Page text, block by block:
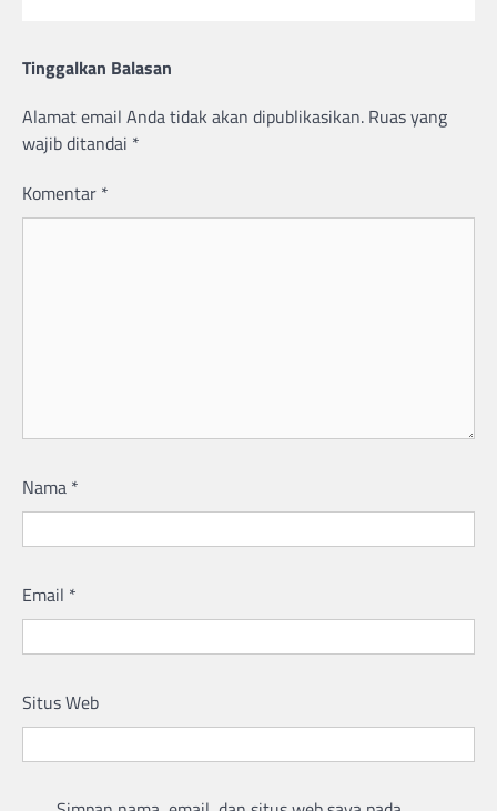
Tinggalkan Balasan
Alamat email Anda tidak akan dipublikasikan. Ruas yang
wajib ditandai *
Komentar *
Nama *
Email *
Situs Web